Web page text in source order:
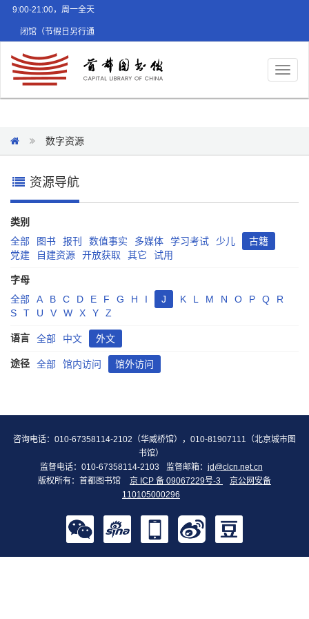
9:00-21:00，周一全天
闭馆（节假日另行通
数字资源
资源导航
类别
全部
图书 报刊 数值事实 多媒体 学习考试 少儿
古籍
党建
自建资源 开放获取 其它 试用
字母
全部
A B C D E F G H I J K L M N O P Q
R
S
T U V W X Y Z
语言 全部 中文 外文
途径 全部 馆内访问 馆外访问
咨询电话：010-67358114-2102（华威桥馆），010-81907111（北京城市图
书馆）
监督电话：010-67358114-2103
监督邮箱： jd@clcn.net.cn
版权所有：首都图书馆
京 ICP 备 09067229号-3
京公网安备
110105000296